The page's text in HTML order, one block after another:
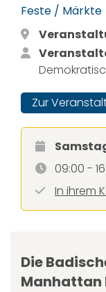
Feste / Märkte
Zur
09:00 -
In ihrem
Die
Manhattan